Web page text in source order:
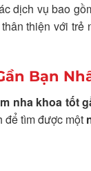
dịch vụ bao
thiện với
Bạn
nha khoa tốt
để tìm được một